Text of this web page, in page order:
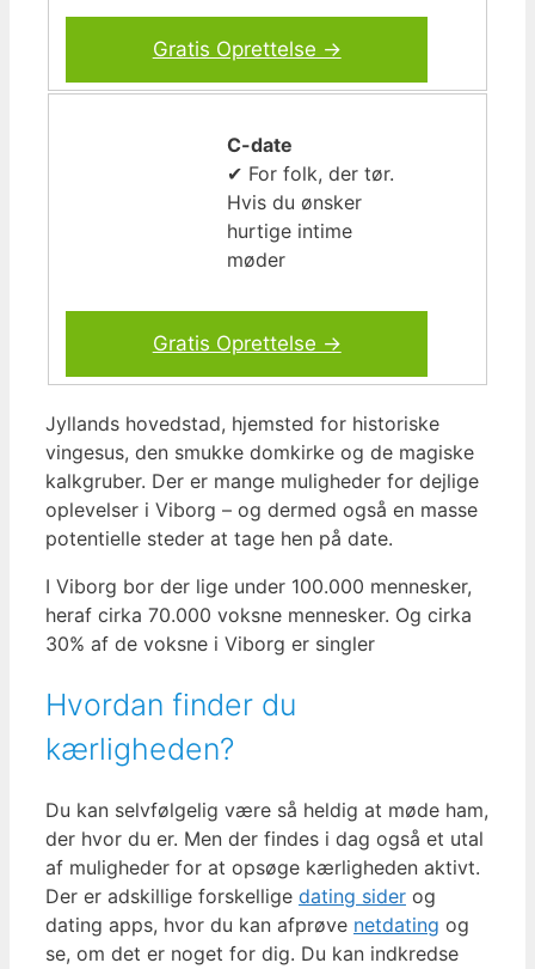
Gratis Oprettelse →
C-date
✔ For folk, der tør.
Hvis du ønsker
hurtige intime
møder
Gratis Oprettelse →
Jyllands hovedstad, hjemsted for historiske
vingesus, den smukke domkirke og de magiske
kalkgruber. Der er mange muligheder for dejlige
oplevelser i Viborg – og dermed også en masse
potentielle steder at tage hen på date.
I Viborg bor der lige under 100.000 mennesker,
heraf cirka 70.000 voksne mennesker. Og cirka
30% af de voksne i Viborg er singler
Hvordan finder du
kærligheden?
Du kan selvfølgelig være så heldig at møde ham,
der hvor du er. Men der findes i dag også et utal
af muligheder for at opsøge kærligheden aktivt.
Der er adskillige forskellige dating sider og
dating apps, hvor du kan afprøve netdating og
se, om det er noget for dig. Du kan indkredse